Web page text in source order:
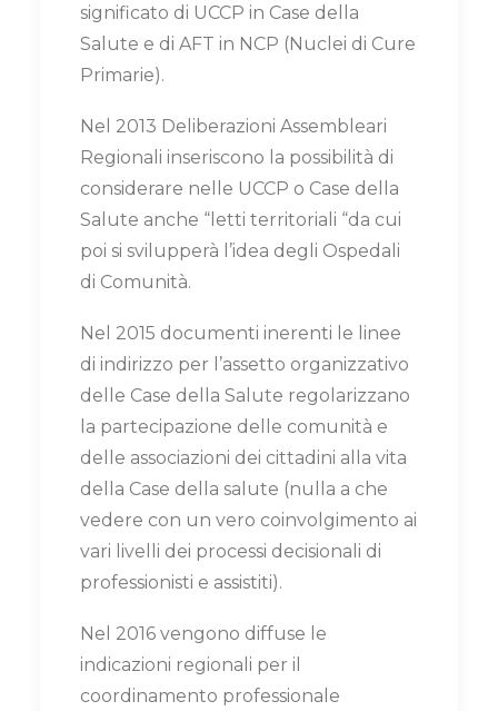
significato di UCCP in Case della
Salute e di AFT in NCP (Nuclei di Cure
Primarie).
Nel 2013 Deliberazioni Assembleari
Regionali inseriscono la possibilità di
considerare nelle UCCP o Case della
Salute anche “letti territoriali “da cui
poi si svilupperà l’idea degli Ospedali
di Comunità.
Nel 2015 documenti inerenti le linee
di indirizzo per l’assetto organizzativo
delle Case della Salute regolarizzano
la partecipazione delle comunità e
delle associazioni dei cittadini alla vita
della Case della salute (nulla a che
vedere con un vero coinvolgimento ai
vari livelli dei processi decisionali di
professionisti e assistiti).
Nel 2016 vengono diffuse le
indicazioni regionali per il
coordinamento professionale